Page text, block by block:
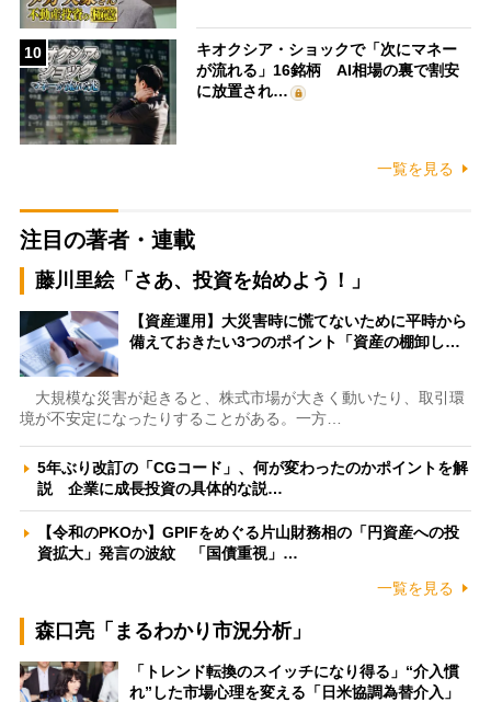
10
キオクシア・ショックで「次にマネー
が流れる」16銘柄 AI相場の裏で割安
に放置され…
一覧を見る
注目の著者・連載
藤川里絵「さあ、投資を始めよう！」
【資産運用】大災害時に慌てないために平時から
備えておきたい3つのポイント「資産の棚卸し…
大規模な災害が起きると、株式市場が大きく動いたり、取引環
境が不安定になったりすることがある。一方…
5年ぶり改訂の「CGコード」、何が変わったのかポイントを解
説 企業に成長投資の具体的な説…
【令和のPKOか】GPIFをめぐる片山財務相の「円資産への投
資拡大」発言の波紋 「国債重視」…
一覧を見る
森口亮「まるわかり市況分析」
「トレンド転換のスイッチになり得る」“介入慣
れ”した市場心理を変える「日米協調為替介入」